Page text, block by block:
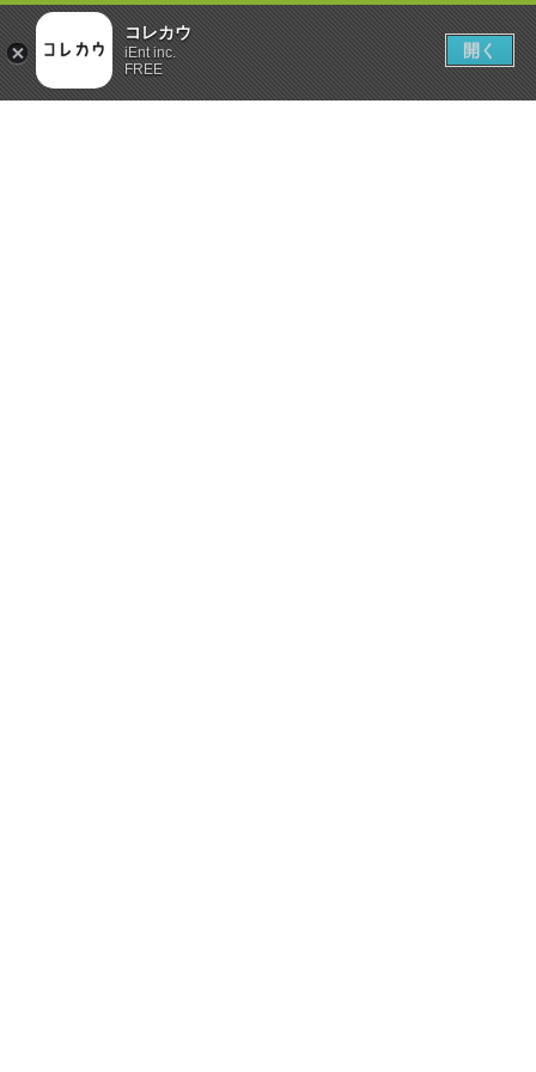
コレカウ
iEnt inc.
FREE
開く